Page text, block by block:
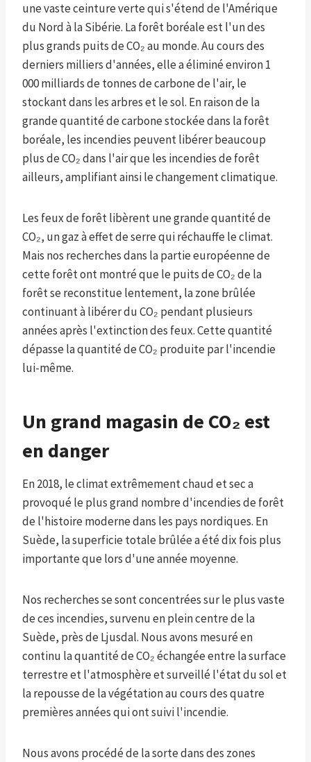
une vaste ceinture verte qui s'étend de l'Amérique
du Nord à la Sibérie. La forêt boréale est l'un des
plus grands puits de CO₂ au monde. Au cours des
derniers milliers d'années, elle a éliminé environ 1
000 milliards de tonnes de carbone de l'air, le
stockant dans les arbres et le sol. En raison de la
grande quantité de carbone stockée dans la forêt
boréale, les incendies peuvent libérer beaucoup
plus de CO₂ dans l'air que les incendies de forêt
ailleurs, amplifiant ainsi le changement climatique.
Les feux de forêt libèrent une grande quantité de
CO₂, un gaz à effet de serre qui réchauffe le climat.
Mais nos recherches dans la partie européenne de
cette forêt ont montré que le puits de CO₂ de la
forêt se reconstitue lentement, la zone brûlée
continuant à libérer du CO₂ pendant plusieurs
années après l'extinction des feux. Cette quantité
dépasse la quantité de CO₂ produite par l'incendie
lui-même.
Un grand magasin de CO₂ est
en danger
En 2018, le climat extrêmement chaud et sec a
provoqué le plus grand nombre d'incendies de forêt
de l'histoire moderne dans les pays nordiques. En
Suède, la superficie totale brûlée a été dix fois plus
importante que lors d'une année moyenne.
Nos recherches se sont concentrées sur le plus vaste
de ces incendies, survenu en plein centre de la
Suède, près de Ljusdal. Nous avons mesuré en
continu la quantité de CO₂ échangée entre la surface
terrestre et l'atmosphère et surveillé l'état du sol et
la repousse de la végétation au cours des quatre
premières années qui ont suivi l'incendie.
Nous avons procédé de la sorte dans des zones